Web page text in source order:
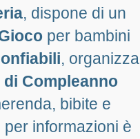
, dispone di un
per bambini
, organizza
di Compleanno
bibite e
per informazioni è